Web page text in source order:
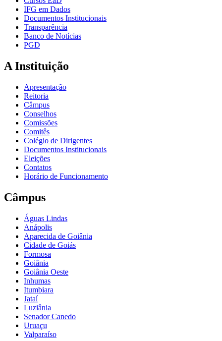
IFG em Dados
Documentos Institucionais
Transparência
Banco de Notícias
PGD
A Instituição
Apresentação
Reitoria
Câmpus
Conselhos
Comissões
Comitês
Colégio de Dirigentes
Documentos Institucionais
Eleições
Contatos
Horário de Funcionamento
Câmpus
Águas Lindas
Anápolis
Aparecida de Goiânia
Cidade de Goiás
Formosa
Goiânia
Goiânia Oeste
Inhumas
Itumbiara
Jataí
Luziânia
Senador Canedo
Uruaçu
Valparaíso